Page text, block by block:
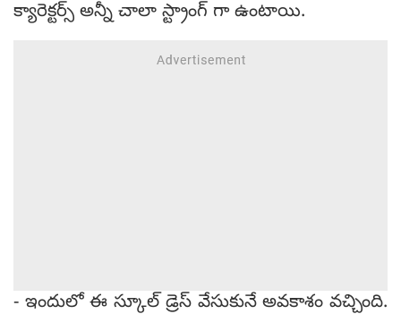
క్యారెక్టర్స్ అన్నీ చాలా స్ట్రాంగ్ గా ఉంటాయి.
- ఇందులో ఈ స్కూల్ డ్రెస్ వేసుకునే అవకాశం వచ్చింది.